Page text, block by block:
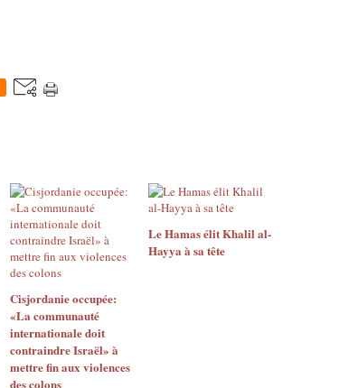
Cisjordanie occupée:
«La communauté
internationale doit
contraindre Israël» à
mettre fin aux violences
des colons
Le Hamas élit Khalil al-
Hayya à sa tête